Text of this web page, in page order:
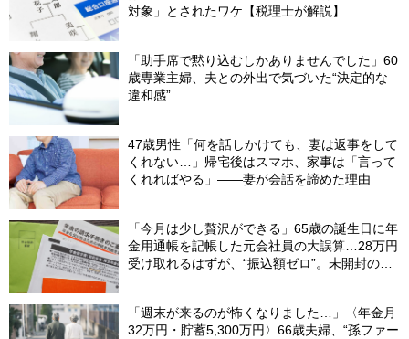
対象」とされたワケ【税理士が解説】
「助手席で黙り込むしかありませんでした」60
歳専業主婦、夫との外出で気づいた“決定的な
違和感”
47歳男性「何を話しかけても、妻は返事をして
くれない…」帰宅後はスマホ、家事は「言って
くれればやる」――妻が会話を諦めた理由
「今月は少し贅沢ができる」65歳の誕生日に年
金用通帳を記帳した元会社員の大誤算…28万円
受け取れるはずが、“振込額ゼロ”。未開封の郵
「週末が来るのが怖くなりました…」〈年金月
32万円・貯蓄5,300万円〉66歳夫婦、“孫ファー